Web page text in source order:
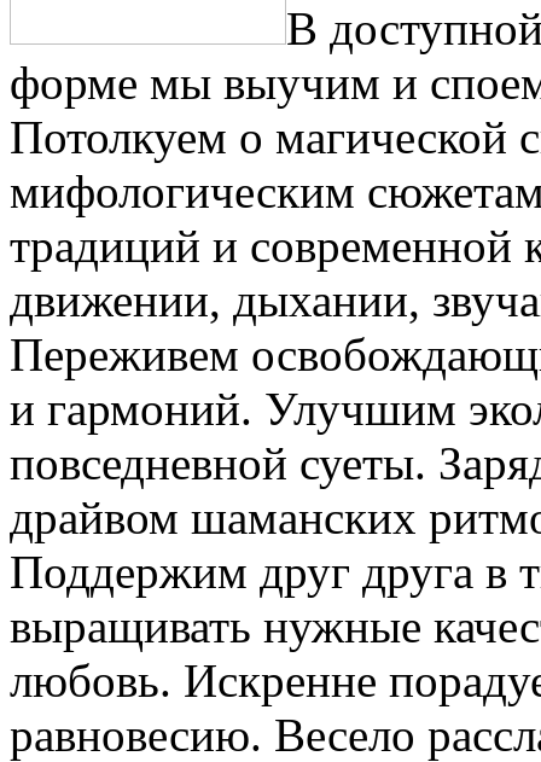
В
форме мы выучим и
Потолкуем о магической
мифологическим
традиций и современной
движении, дыхании,
Переживем
и гармоний. Улучшим
повседневной суеты.
драйвом шаманских
Поддержим друг друга в
выращивать нужные
любовь. Искренне
равновесию. Весело